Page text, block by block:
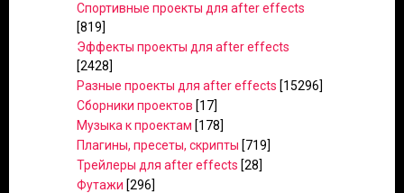
Спортивные проекты для after effects
[819]
Эффекты проекты для after effects
[2428]
Разные проекты для after effects [15296]
Сборники проектов [17]
Музыка к проектам [178]
Плагины, пресеты, скрипты [719]
Трейлеры для after effects [28]
Футажи [296]